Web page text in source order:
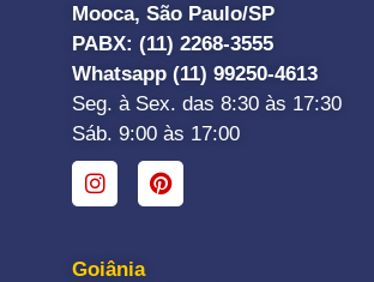
Mooca, São Paulo/SP
PABX: (11) 2268-3555
Whatsapp (11) 99250-4613
Seg. à Sex. das 8:30 às 17:30
Sáb. 9:00 às 17:00
Goiânia